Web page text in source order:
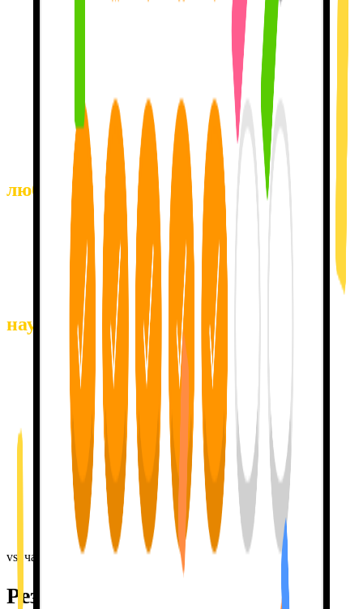
деле учимся.
доводит тебя до 46% самокоррекции
ты сам ловишь свои ошибки почти в половине случаев.
Другие приложения? Ближе к 0%. Я построена на
рецензируемых лингвистических исследованиях. А не на
Давай поговорим о том, что ты
любишь.
Кино, путешествия, музыка, книги — выбери тему, а потом
расскажи мне о предстоящей поездке , любимом сериале,
альбоме, который ты крутишь на репите. Шаблонные уроки
забываются. Личные разговоры остаются.
Застрял? Я здесь, чтобы
научить.
Забыл слово? Я объясню его на примерах
котором ты говорил на прошлой неделе, или из поездки,
которую ты планируешь — из того, что тебе действительно
важно. Другие приложения забывают тебя в ту же секунду,
как ты их закрываешь.
Серии за реальную практику.
Заходи каждый день. Об остальном позабочусь я. Серии
зарабатываются настоящими сообщениями
, а не нажатием
кнопки, чтобы поддержать число. Никаких фейковых наград.
Только мотивация. И никакого чувства вины.
vs. частный репетитор
Результат частного репетитора.